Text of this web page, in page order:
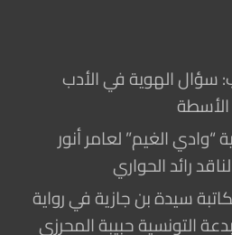
سؤال الهوية في الأدب
“وادي الغيم” لعامر أنور
رائد الحواري
سيدة بن جازية في رواية
التونسية حبيبة المحرزي